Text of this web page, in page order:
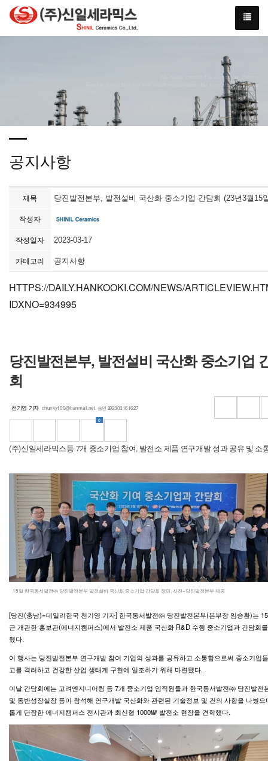
We have created a awesome theme
Far far away,behind the word mountains, far from the countries
공지사항
제목 당진발전본부, 발전설비 국산화 중소기업 간담회 (23년3월15
작성자
작성일자 2023-03-17
카테고리 공지사항
HTTPS://DAILY.HANKOOKI.COM/NEWS/
IDXNO=934995
당진발전본부, 발전설비 국산화 중소기업
회
기
자
명
천기영 기자 chunky100@hanmail.net 승인 2023.03.16 16:27
로
S
사
보
내
기
이
스
북
)
로
기
사
보
기
위
터
로
기
사
보
내
기
R
L
복
으
사
보
내
기
0
른
공
유
(주)신일세라믹스등 7개 중소기업 참여, 발전소 제품 연구개발 성과 공유 및 소
15일 한국동서발전㈜ 당진발전본부 발전설비 국산화 중소기업 간담회 장면. 사진=당진발전본부 제공
[당진(충남)=데일리한국 천기영 기자] 한국동서발전㈜ 당진발전본부(본부장 임승환)는
근 개관한 홍보관(에너지캠퍼스)에서 발전소 제품 국산화 R&D 수행 중소기업과 간담회
했다.
이 행사는 당진발전본부 연구개발 참여 기업의 성과를 공유하고 소통함으로써 중소기업
고를 격려하고 건강한 산업 생태계 구현에 일조하기 위해 마련됐다.
이날 간담회에는 고려엔지니어링 등 7개 중소기업 임직원들과 한국동서발전㈜ 당진발전
및 동반성장실장 등이 참석해 연구개발 국산화와 관련된 기술정보 및 건의 사항을 나눴으
롭게 단장한 에너지캠퍼스 전시관과 최신형 1000㎿ 발전소 현장을 견학했다.